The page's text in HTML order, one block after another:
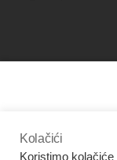
Kolačići
Koristimo